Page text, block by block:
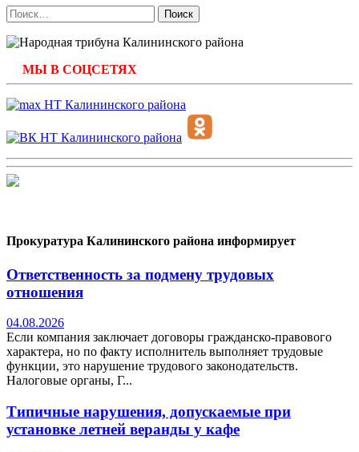
Найти:
МЫ В СОЦСЕТЯХ
Прокуратура Калининского района информирует
Ответственность за подмену трудовых
отношения
04.08.2026
Если компания заключает договоры гражданско-правового
характера, но по факту исполнитель выполняет трудовые
функции, это нарушение трудового законодательств.
Налоговые органы, Г...
Типичные нарушения, допускаемые при
установке летней веранды у кафе